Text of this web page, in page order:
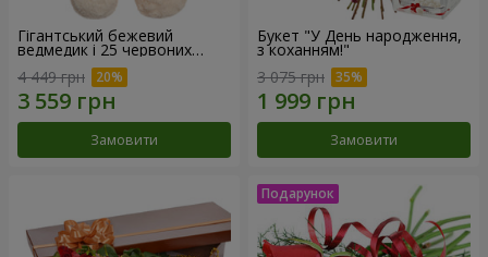
Гігантський бежевий
ведмедик і 25 червоних
троянд
4 449 грн
Замовити
Букет "У День народження,
з коханням!"
3 075 грн
Замовити